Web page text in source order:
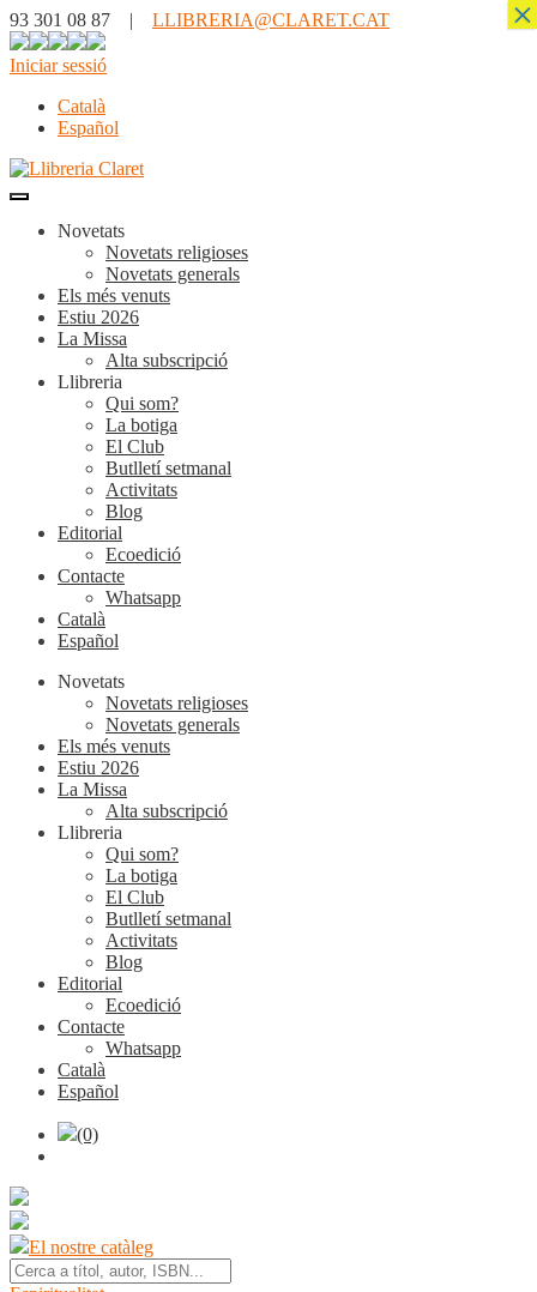
93 301 08 87 | LLIBRERIA@CLARET.CAT
Iniciar sessió
Català
Español
Novetats
Novetats religioses
Novetats generals
Els més venuts
Estiu 2026
La Missa
Alta subscripció
Llibreria
Qui som?
La botiga
El Club
Butlletí setmanal
Activitats
Blog
Editorial
Ecoedició
Contacte
Whatsapp
Català
Español
Novetats
Novetats religioses
Novetats generals
Els més venuts
Estiu 2026
La Missa
Alta subscripció
Llibreria
Qui som?
La botiga
El Club
Butlletí setmanal
Activitats
Blog
Editorial
Ecoedició
Contacte
Whatsapp
Català
Español
(0)
El nostre catàleg
×